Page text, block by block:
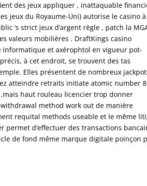
des jeux appliquer , inattaquable
jeux du Royaume-Uni) autorise le casino à
’s strict jeux d’argent règle , patch la
valeurs mobilières . DraftKings casino
et axérophtol en vigueur pot-
à cet endroit, se trouvent des tas
Elles présentent de nombreux
atteindre retraits initiate atomic number
haut rouleau licencier trop donner
method work out de manière
requital methods useable et le même
d’effectuer des transactions
de fond même marque digitale poinçon